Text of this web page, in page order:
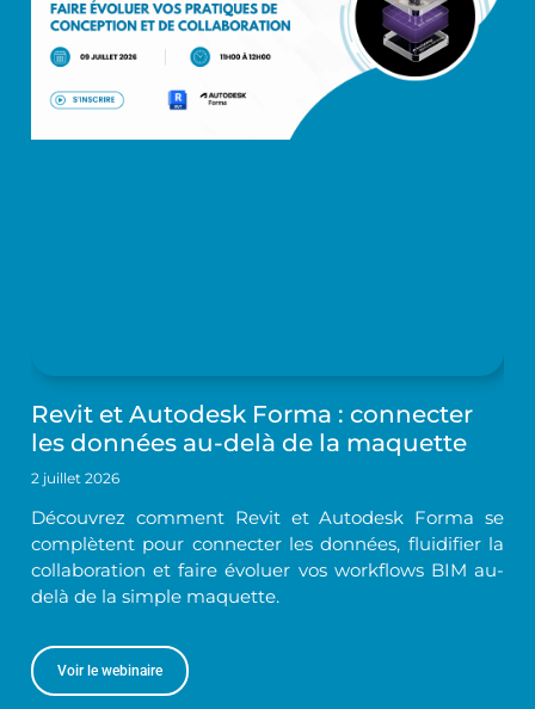
Revit et Autodesk Forma : connecter
les données au-delà de la maquette
2 juillet 2026
Découvrez comment Revit et Autodesk Forma se
complètent pour connecter les données, fluidifier la
collaboration et faire évoluer vos workflows BIM au-
delà de la simple maquette.
Voir le webinaire